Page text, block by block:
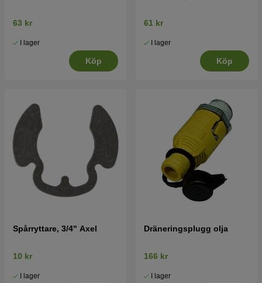
63 kr
I lager
Köp
61 kr
I lager
Köp
Spårryttare, 3/4" Axel
10 kr
I lager
Dräneringsplugg olja
166 kr
I lager